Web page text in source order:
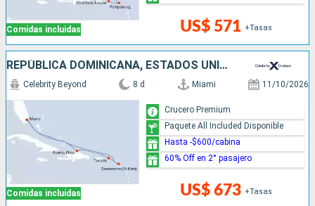
Comidas incluidas US$ 571 +Tasas
REPÚBLICA DOMINICANA, ESTADOS UNIDOS
Comidas incluidas
Celebrity Beyond 8 d Miami 11/10/2026
US$ 673 +Tasas
Crucero Premium
Paquete All Included Disponible
Hasta -$600/cabina
60% Off en 2° pasajero